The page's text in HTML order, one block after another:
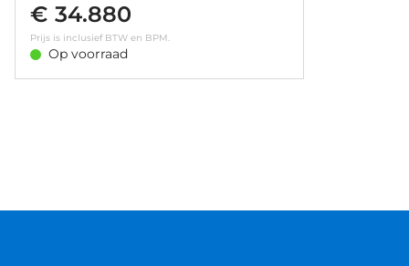
Auto|telefoonintegratie premium •
Navigatiesysteem full map • Sportstoelen •
Stuurwiel verwarmd • Achteruitrijcamera •
Cruise control • Extra getint glas • Full-LED
koplampen • Keyless entry • Keyless start • LED
€ 34.880
Prijs is inclusief BTW en BPM.
Op voorraad